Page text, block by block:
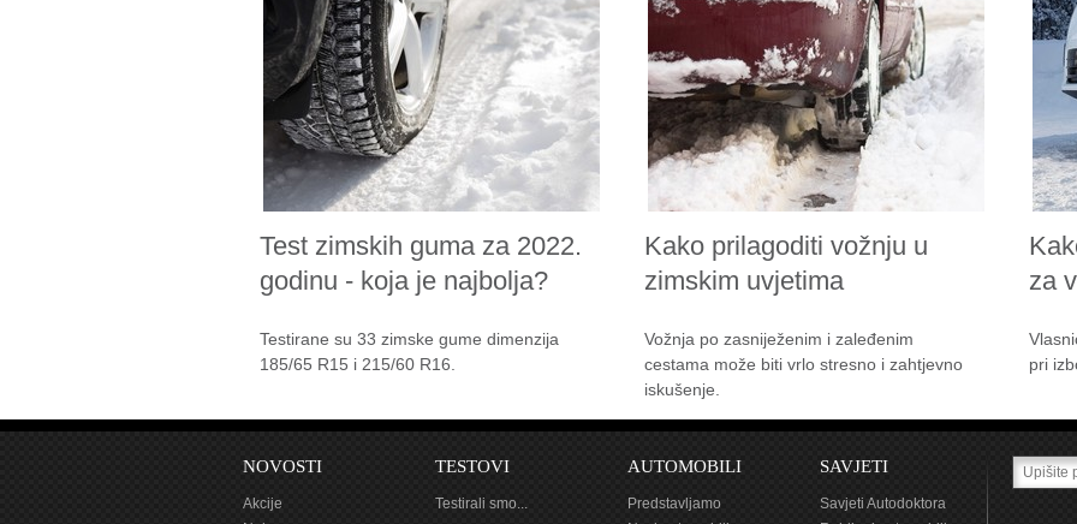
Test zimskih guma za 2022.
godinu - koja je najbolja?
Testirane su 33 zimske gume dimenzija
185/65 R15 i 215/60 R16.
Kako prilagoditi vožnju u
zimskim uvjetima
Vožnja po zasniježenim i zaleđenim
cestama može biti vrlo stresno i zahtjevno
iskušenje.
za
pri
NOVOSTI
Akcije
TESTOVI
Testirali smo...
AUTOMOBILI
Predstavljamo
SAVJETI
Savjeti Autodoktora